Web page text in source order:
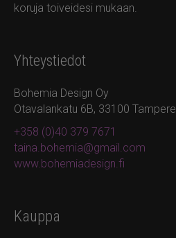
koruja toiveidesi mukaan.
Yhteystiedot
Bohemia Design Oy
Otavalankatu 6B, 33100 Tampere
+358 (0)40 379 7671
taina.bohemia@gmail.com
www.bohemiadesign.fi
Kauppa